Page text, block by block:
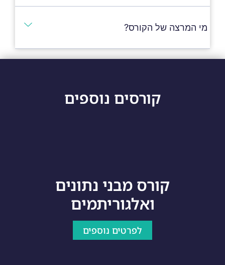
מי המרצה של הקורס?
קורסים נוספים
קורס מבני נתונים
ואלגוריתמים
לפרטים נוספים